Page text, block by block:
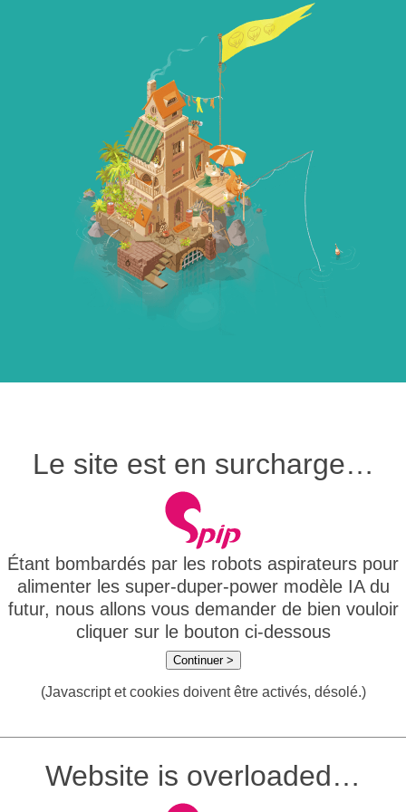
Le site est en surcharge…
Étant bombardés par les robots aspirateurs pour
alimenter les super-duper-power modèle IA du
futur, nous allons vous demander de bien vouloir
cliquer sur le bouton ci-dessous
Continuer >
(Javascript et cookies doivent être activés, désolé.)
Website is overloaded…